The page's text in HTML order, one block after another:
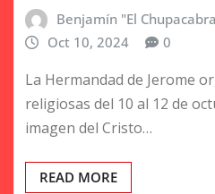
Benjamín "El
Oct 10, 2024
0
La Hermandad de Jerome
religiosas del 10 al 12 de
imagen del Cristo…
READ MORE